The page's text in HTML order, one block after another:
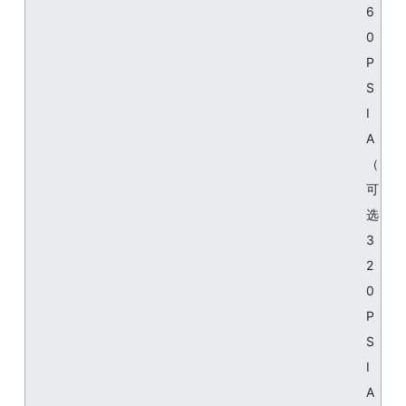
6
0
P
S
I
A
（
可
选
3
2
0
P
S
I
A